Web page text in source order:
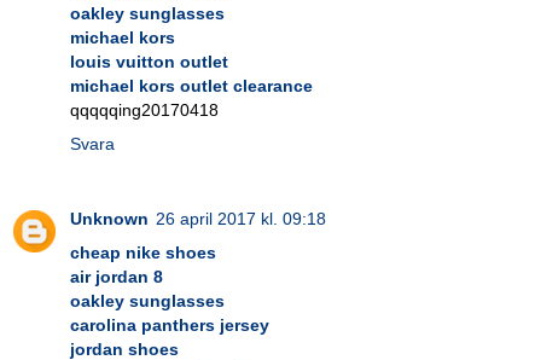
oakley sunglasses
michael kors
louis vuitton outlet
michael kors outlet clearance
qqqqqing20170418
Svara
Unknown 26 april 2017 kl. 09:18
cheap nike shoes
air jordan 8
oakley sunglasses
carolina panthers jersey
jordan shoes